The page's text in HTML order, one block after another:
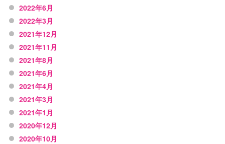
2022年6月
2022年3月
2021年12月
2021年11月
2021年8月
2021年6月
2021年4月
2021年3月
2021年1月
2020年12月
2020年10月